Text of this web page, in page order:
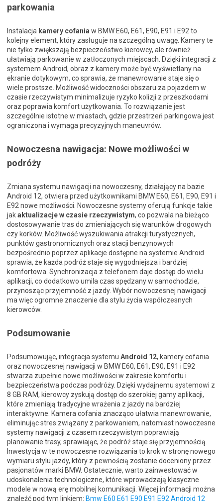
parkowania
Instalacja kamery cofania w BMW E60, E61, E90, E91 i E92 to
kolejny element, który zasługuje na szczególną uwagę. Kamery te
nie tylko zwiększają bezpieczeństwo kierowcy, ale również
ułatwiają parkowanie w zatłoczonych miejscach. Dzięki integracji z
systemem Android, obraz z kamery może być wyświetlany na
ekranie dotykowym, co sprawia, że manewrowanie staje się o
wiele prostsze. Możliwość widoczności obszaru za pojazdem w
czasie rzeczywistym minimalizuje ryzyko kolizji z przeszkodami
oraz poprawia komfort użytkowania. To rozwiązanie jest
szczególnie istotne w miastach, gdzie przestrzeń parkingowa jest
ograniczona i wymaga precyzyjnych maneuvrów.
Nowoczesna nawigacja: Nowe możliwości w
podróży
Zmiana systemu nawigacji na nowoczesny, działający na bazie
Android 12, otwiera przed użytkownikami BMW E60, E61, E90, E91 i
E92 nowe możliwości. Nowoczesne systemy oferują funkcje takie
jakaktualizacje w czasie rzeczywistym, co pozwala na bieżąco
dostosowywanie tras do zmieniających się warunków drogowych
czy korków. Możliwość wyszukiwania atrakcji turystycznych,
punktów gastronomicznych oraz stacji benzynowych
bezpośrednio poprzez aplikacje dostępne na systemie Android
sprawia, że każda podróż staje się wygodniejsza i bardziej
komfortowa. Synchronizacja z telefonem daje dostęp do wielu
aplikacji, co dodatkowo umila czas spędzany w samochodzie,
przynosząc przyjemność z jazdy. Wybór nowoczesnej nawigacji
ma więc ogromne znaczenie dla stylu życia współczesnych
kierowców.
Podsumowanie
Podsumowując, integracja systemu Android 12, kamery cofania
oraz nowoczesnej nawigacji w BMW E60, E61, E90, E91 i E92
stwarza zupełnie nowe możliwości w zakresie komfortu i
bezpieczeństwa podczas podróży. Dzięki wydajnemu systemowi z
8 GB RAM, kierowcy zyskują dostęp do szerokiej gamy aplikacji,
które zmieniają tradycyjne wrażenia z jazdy na bardziej
interaktywne. Kamera cofania znacząco ułatwia manewrowanie,
eliminując stres związany z parkowaniem, natomiast nowoczesne
systemy nawigacji z czasem rzeczywistym poprawiają
planowanie trasy, sprawiając, że podróż staje się przyjemnością.
Inwestycja w te nowoczesne rozwiązania to krok w stronę nowego
wymiaru stylu jazdy, który z pewnością zostanie doceniony przez
pasjonatów marki BMW. Ostatecznie, warto zainwestować w
udoskonalenia technologiczne, które wprowadzają klasyczne
modele w nową erę mobilnej komunikacji. Więcej informacji można
znaleźć pod tym linkiem: Bmw E60 E61 E90 E91 E92 Android 12